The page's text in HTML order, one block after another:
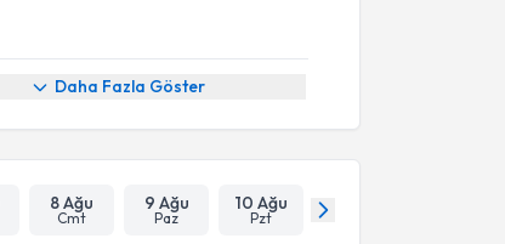
Daha Fazla Göster
8 Ağu
Cmt
9 Ağu
Paz
10 Ağu
Pzt